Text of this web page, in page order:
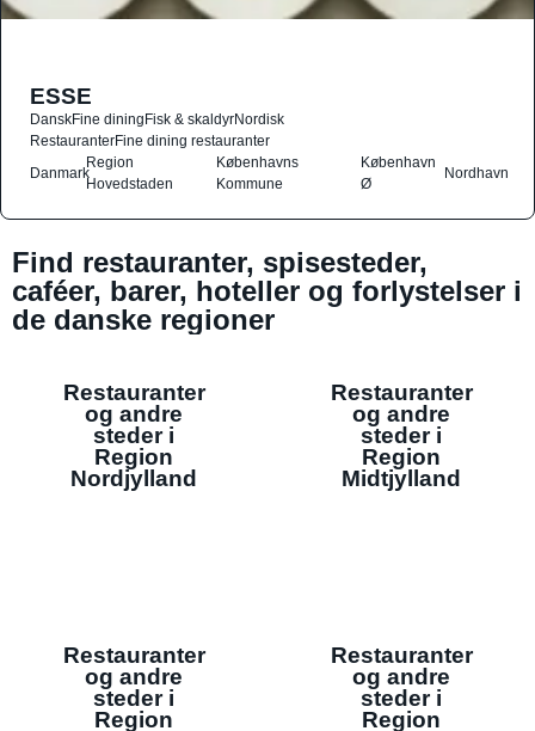
ESSE
DanskFine diningFisk & skaldyrNordisk
RestauranterFine dining restauranter
Danmark
Region
Hovedstaden
Københavns
Kommune
København
Ø
Nordhavn
Find restauranter, spisesteder,
caféer, barer, hoteller og forlystelser i
de danske regioner
Restauranter
og andre
steder i
Region
Nordjylland
Restauranter
og andre
steder i
Region
Midtjylland
Restauranter
og andre
steder i
Region
Restauranter
og andre
steder i
Region